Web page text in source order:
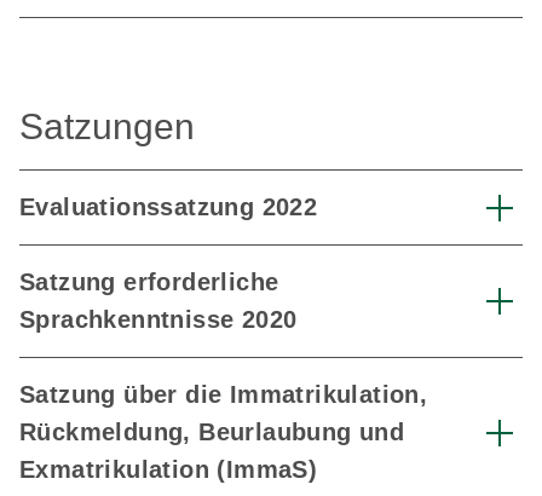
Satzungen
Evaluationssatzung 2022
Satzung erforderliche
Sprachkenntnisse 2020
Satzung über die Immatrikulation,
Rückmeldung, Beurlaubung und
Exmatrikulation (ImmaS)